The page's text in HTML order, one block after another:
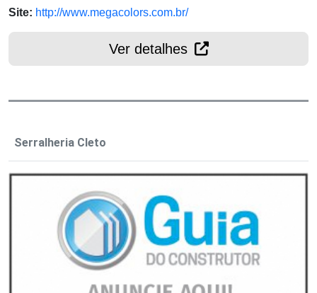
Site: http://www.megacolors.com.br/
Ver detalhes
Serralheria Cleto